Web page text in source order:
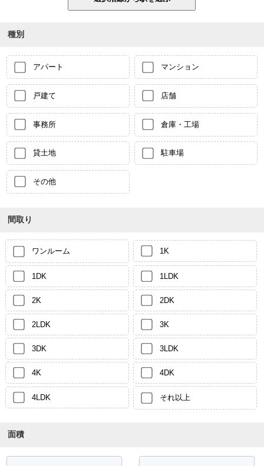
種別
アパート マンション
戸建て 店舗
事務所 倉庫・工場
貸土地 駐車場
その他
間取り
ワンルーム 1K
1DK 1LDK
2K 2DK
2LDK 3K
3DK 3LDK
4K 4DK
4LDK それ以上
面積